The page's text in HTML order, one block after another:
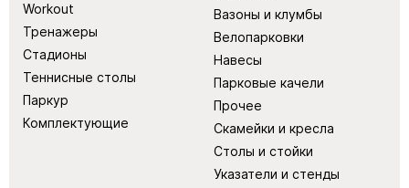
Workout
Тренажеры
Стадионы
Теннисные столы
Паркур
Комплектующие
Вазоны и клумбы
Велопарковки
Навесы
Парковые качели
Прочее
Скамейки и кресла
Столы и стойки
Указатели и стенды